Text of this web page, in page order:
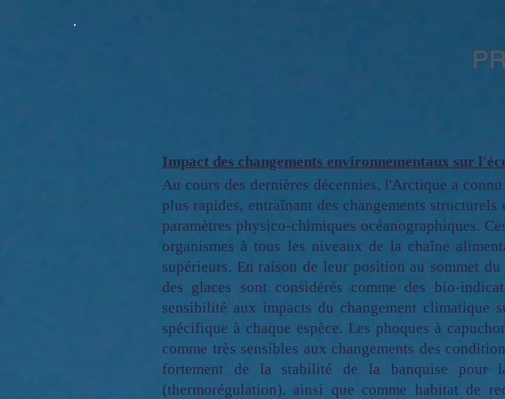
Impact des changements environnementaux sur
Au cours des dernières décennies, l'Arctique a
plus rapides, entraînant des changements
paramètres physico-chimiques océanographiques.
organismes à tous les niveaux de la chaîne
supérieurs. En raison de leur position au sommet
des glaces sont considérés comme des bio-
sensibilité aux impacts du changement climatique
spécifique à chaque espèce. Les phoques à
comme très sensibles aux changements des
fortement de la stabilité de la banquise pour
(thermorégulation), ainsi que comme habitat de